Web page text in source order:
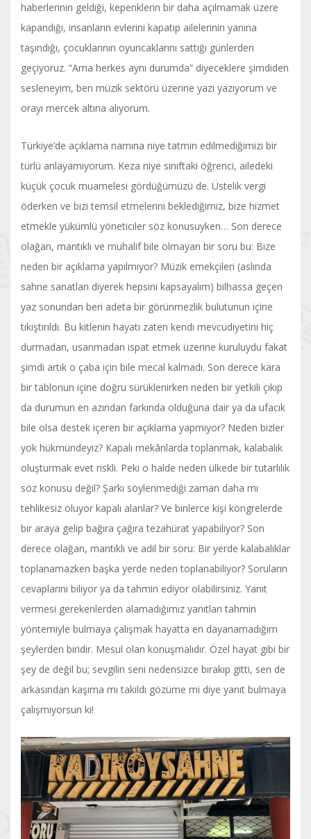
haberlerinin geldiği, kepenklerin bir daha açılmamak üzere
kapandığı, insanların evlerini kapatıp ailelerinin yanına
taşındığı, çocuklarının oyuncaklarını sattığı günlerden
geçiyoruz. “Ama herkes aynı durumda” diyeceklere şimdiden
sesleneyim, ben müzik sektörü üzerine yazı yazıyorum ve
orayı mercek altına alıyorum.
Türkiye’de açıklama namına niye tatmin edilmediğimizi bir
türlü anlayamıyorum. Keza niye sınıftaki öğrenci, ailedeki
küçük çocuk muamelesi gördüğümüzü de. Üstelik vergi
öderken ve bizi temsil etmelerini beklediğimiz, bize hizmet
etmekle yükümlü yöneticiler söz konusuyken… Son derece
olağan, mantıklı ve muhalif bile olmayan bir soru bu: Bize
neden bir açıklama yapılmıyor? Müzik emekçileri (aslında
sahne sanatları diyerek hepsini kapsayalım) bilhassa geçen
yaz sonundan beri adeta bir görünmezlik bulutunun içine
tıkıştırıldı. Bu kitlenin hayatı zaten kendi mevcudiyetini hiç
durmadan, usanmadan ispat etmek üzerine kuruluydu fakat
şimdi artık o çaba için bile mecal kalmadı. Son derece kara
bir tablonun içine doğru sürüklenirken neden bir yetkili çıkıp
da durumun en azından farkında olduğuna dair ya da ufacık
bile olsa destek içeren bir açıklama yapmıyor? Neden bizler
yok hükmündeyiz? Kapalı mekânlarda toplanmak, kalabalık
oluşturmak evet riskli. Peki o halde neden ülkede bir tutarlılık
söz konusu değil? Şarkı söylenmediği zaman daha mı
tehlikesiz oluyor kapalı alanlar? Ve binlerce kişi kongrelerde
bir araya gelip bağıra çağıra tezahürat yapabiliyor? Son
derece olağan, mantıklı ve adil bir soru: Bir yerde kalabalıklar
toplanamazken başka yerde neden toplanabiliyor? Soruların
cevaplarını biliyor ya da tahmin ediyor olabilirsiniz. Yanıt
vermesi gerekenlerden alamadığımız yanıtları tahmin
yöntemiyle bulmaya çalışmak hayatta en dayanamadığım
şeylerden biridir. Mesul olan konuşmalıdır. Özel hayat gibi bir
şey de değil bu; sevgilin seni nedensizce bırakıp gitti, sen de
arkasından kaşıma mı takıldı gözüme mi diye yanıt bulmaya
çalışmıyorsun ki!